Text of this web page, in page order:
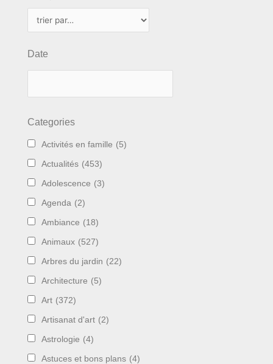
Date
Categories
Activités en famille (5)
Actualités (453)
Adolescence (3)
Agenda (2)
Ambiance (18)
Animaux (527)
Arbres du jardin (22)
Architecture (5)
Art (372)
Artisanat d'art (2)
Astrologie (4)
Astuces et bons plans (4)